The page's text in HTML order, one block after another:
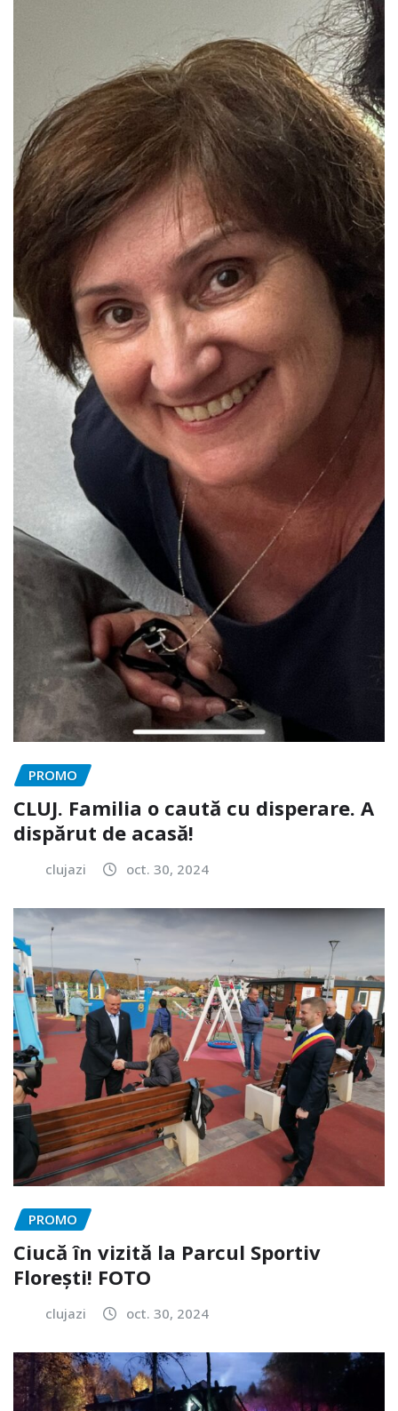
PROMO
CLUJ. Familia o caută cu disperare. A
dispărut de acasă!
clujazi oct. 30, 2024
PROMO
Ciucă în vizită la Parcul Sportiv
Florești! FOTO
clujazi oct. 30, 2024